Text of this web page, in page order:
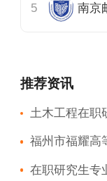
南京
推荐资讯
在职研究生专